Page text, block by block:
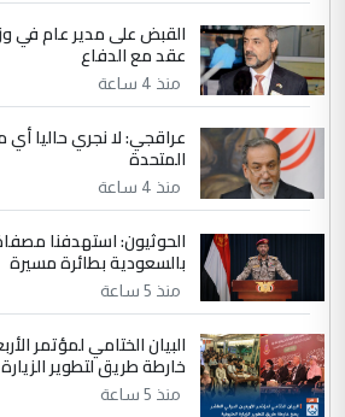
الموضوع :
مكتب السيد احمد
لدينا اي حساب على الفيس بوك
القبض على مدير عام في
عقد مع الدفاع
منذ 4 ساعة
عراقجي: لا نجري حاليا
المتحدة
منذ 4 ساعة
الحوثيون: استهدفنا
بالسعودية بطائرة مسيرة
منذ 5 ساعة
البيان الختامي لمؤتمر
خارطة طريق لتطوير
منذ 5 ساعة